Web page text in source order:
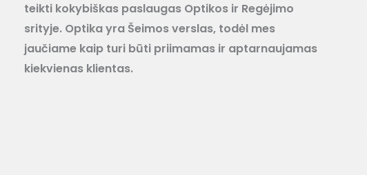
teikti kokybiškas paslaugas Optikos ir Regėjimo
srityje. Optika yra Šeimos verslas, todėl mes
jaučiame kaip turi būti priimamas ir aptarnaujamas
kiekvienas klientas.